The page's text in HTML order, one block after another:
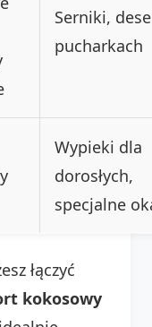
Serniki,
pucharkach
Wypieki dla
dorosłych,
specjalne
łączyć
kokosowy